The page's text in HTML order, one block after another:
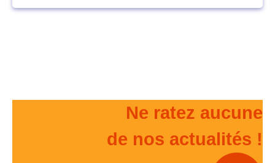
Ne ratez aucune
de nos actualités !